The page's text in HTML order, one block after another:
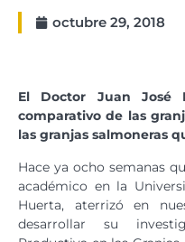
octubre 29, 2018
El Doctor Juan José
comparativo de las
las granjas salmoneras
Hace ya ocho semanas
académico en la
Huerta, aterrizó en
desarrollar su